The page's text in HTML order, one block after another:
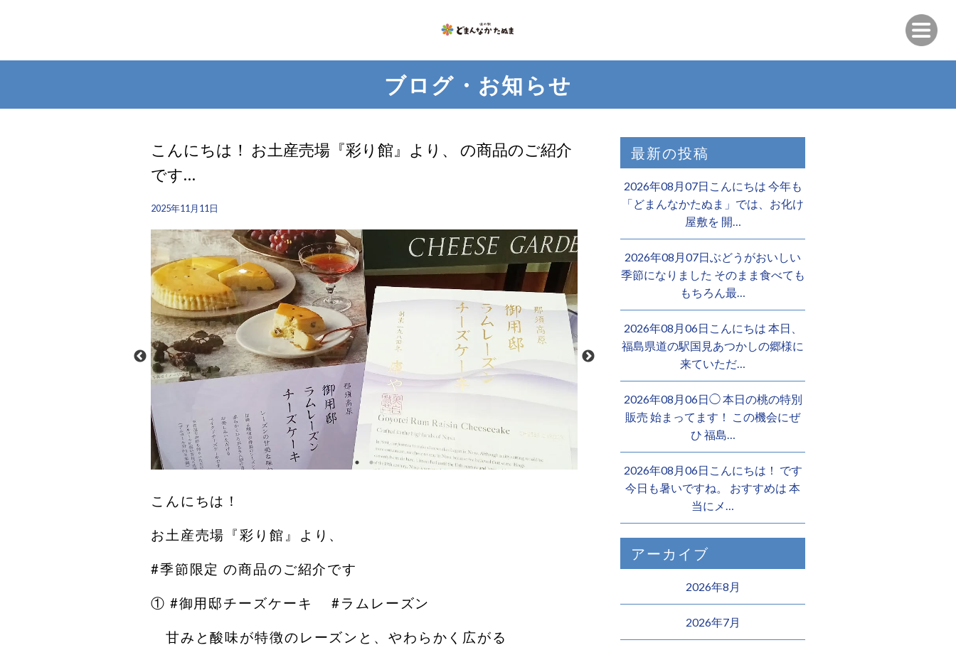
ブログ・お知らせ
こんにちは！ お土産売場『彩り館』より、 の商品のご紹介
です…
2025年11月11日
こんにちは！
お土産売場『彩り館』より、
#季節限定 の商品のご紹介です️
① #御用邸チーズケーキ #ラムレーズン
甘みと酸味が特徴のレーズンと、やわらかく広がる
最新の投稿
2026年08月07日こんにちは 今年も
「どまんなかたぬま」では、お化け
屋敷を 開…
2026年08月07日ぶどうがおいしい
季節になりました そのまま食べても
もちろん最…
2026年08月06日こんにちは 本日、
福島県道の駅国見あつかしの郷様に
来ていただ…
2026年08月06日◯ 本日の桃の特別
販売 始まってます！ この機会にぜ
ひ 福島…
2026年08月06日こんにちは！ です
今日も暑いですね。 おすすめは 本
当にメ…
アーカイブ
2026年8月
2026年7月